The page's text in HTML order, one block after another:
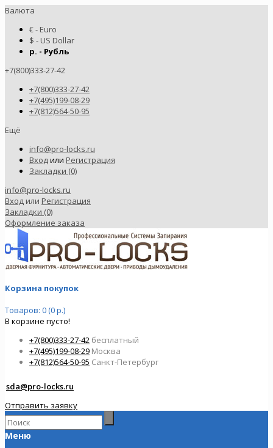
Валюта
€ - Euro
$ - US Dollar
р. - Рубль
+7(800)333-27-42
+7(800)333-27-42
+7(495)199-08-29
+7(812)564-50-95
Ещё
info@pro-locks.ru
Входили Регистрация
Закладки (0)
info@pro-locks.ru
Вход или Регистрация
Закладки (0)
Оформление заказа
Корзина покупок
Товаров: 0 (0 р.)
В корзине пусто!
+7(800)333-27-42 бесплатный
+7(495)199-08-29 Москва
+7(812)564-50-95 Санкт-Петербург
sda@pro-locks.ru
Отправить заявку
Меню